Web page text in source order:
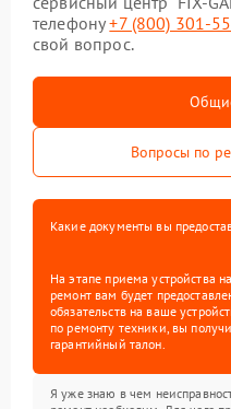
телефону+7 (800) 301-
свой вопрос.
Вопросы по
Какие документы вы
На этапе приема устройства
ремонт вам будет
обязательств на ваше
по ремонту техники, вы
гарантийный талон.
Я уже знаю в чем